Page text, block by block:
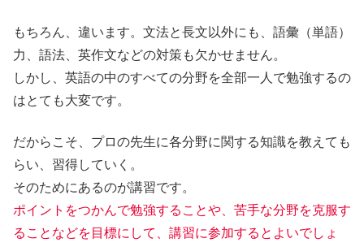
もちろん、違います。文法と長文以外にも、語彙（単語）
力、語法、英作文などの対策も欠かせません。
しかし、英語の中のすべての分野を全部一人で勉強するの
はとても大変です。
だからこそ、 プロの先生に各分野に関する知識を教えても
らい、習得していく。
そのためにあるのが講習です。
ポイントをつかんで勉強することや、苦手な分野を克服す
ることなどを目標にして、講習に参加するとよいでしょ